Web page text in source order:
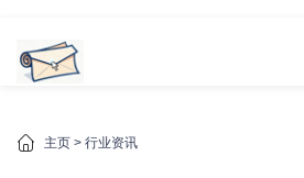
主页 > 行业资讯